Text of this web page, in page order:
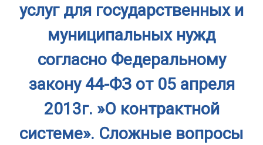
услуг для государственных и
муниципальных нужд
согласно Федеральному
закону 44-ФЗ от 05 апреля
2013г. »О контрактной
системе». Сложные вопросы